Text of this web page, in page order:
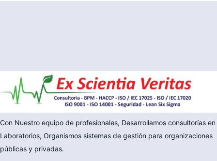
Con Nuestro equipo de profesionales, Desarrollamos consultorías en
Laboratorios, Organismos sistemas de gestión para organizaciones
públicas y privadas.